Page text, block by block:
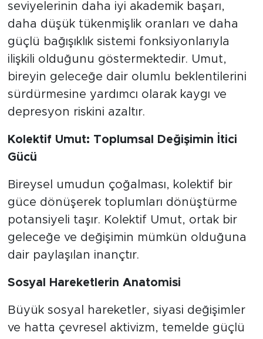
seviyelerinin daha iyi akademik başarı,
daha düşük tükenmişlik oranları ve daha
güçlü bağışıklık sistemi fonksiyonlarıyla
ilişkili olduğunu göstermektedir. Umut,
bireyin geleceğe dair olumlu beklentilerini
sürdürmesine yardımcı olarak kaygı ve
depresyon riskini azaltır.
Kolektif Umut: Toplumsal Değişimin İtici
Gücü
​Bireysel umudun çoğalması, kolektif bir
güce dönüşerek toplumları dönüştürme
potansiyeli taşır. Kolektif Umut, ortak bir
geleceğe ve değişimin mümkün olduğuna
dair paylaşılan inançtır.
Sosyal Hareketlerin Anatomisi
​Büyük sosyal hareketler, siyasi değişimler
ve hatta çevresel aktivizm, temelde güçlü